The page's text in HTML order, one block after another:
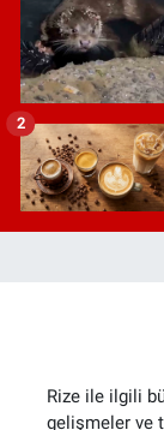
2
Rize ile ilgili
gelişmeler ve